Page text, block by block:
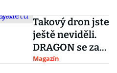
Takový dron jste
ještě neviděli.
DRAGON se za
letu promění z
Magazín